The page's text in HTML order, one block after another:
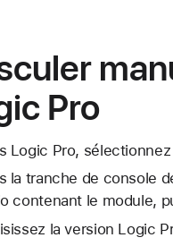
Pro
Logic Pro,
la tranche de console
contenant le module,
la version Logic